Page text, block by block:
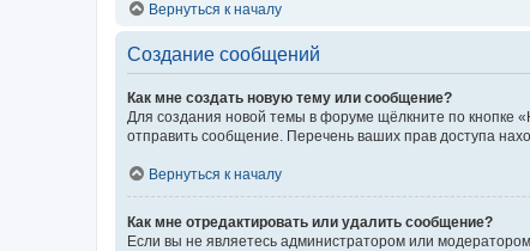
Вернуться к началу
Создание сообщений
Как мне создать новую тему или сообщение?
Для создания новой темы в форуме щёлкните по кнопке
отправить сообщение. Перечень ваших прав доступа
Вернуться к началу
Как мне отредактировать или удалить сообщение?
Если вы не являетесь администратором или